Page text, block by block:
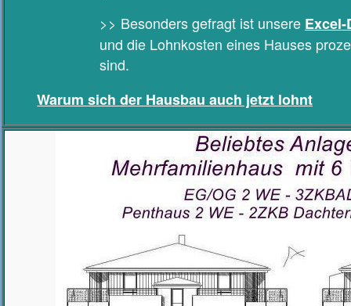
>> Besonders gefragt ist unsere Excel-
und die Lohnkosten eines Hauses
sind.
Warum sich der Hausbau auch jetzt lohnt